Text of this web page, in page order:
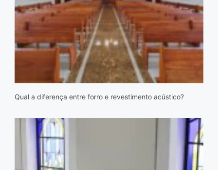
Qual a diferença entre forro e revestimento acústico?